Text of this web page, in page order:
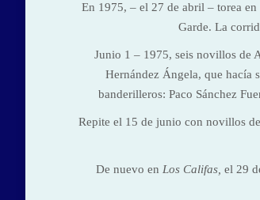
En 1975, – el 27 de abril – torea
Garde. La
Junio 1 – 1975, seis novillos de
Hernández Ángela, que hacía
banderilleros: Paco Sánchez
Repite el 15 de junio con novillos
De nuevo en Los Califas, el 29